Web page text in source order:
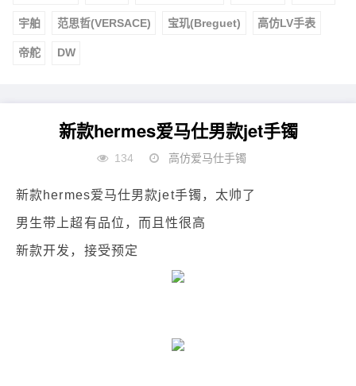
宇舶 范思哲(VERSACE) 宝玑(Breguet) 高仿LV手表
帝舵 DW
新款hermes爱马仕男款jet手镯
134 高仿爱马仕手镯
新款hermes爱马仕男款jet手镯，太帅了
男生带上超有品位，而且性很高
新款开发，接受预定